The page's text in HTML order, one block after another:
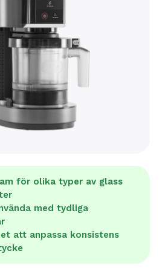
för olika typer av glass
med tydliga
att anpassa konsistens